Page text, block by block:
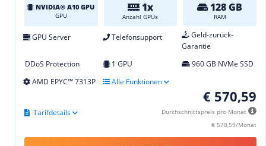
NVIDIA® A10 GPU
GPU
1x
Anzahl GPUs
128 GB
RAM
GPU Server Telefonsupport
Geld-zurück-
Garantie
DDoS Protection
1 GPU
960 GB NVMe SSD
AMD EPYC™ 7313P
Alle Funktionen
€ 570,59
Durchschnittspreis pro Monat
€ 570,59/Monat
Tarifdetails